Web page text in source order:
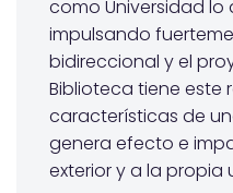
como Universidad lo
impulsando
bidireccional y el
Biblioteca tiene este
características de
genera efecto e
exterior y a la propia